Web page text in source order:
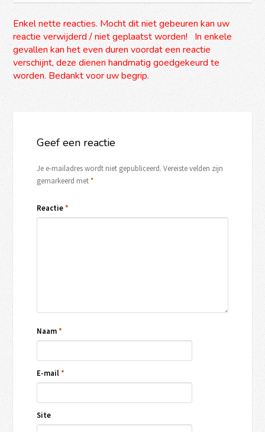
Enkel nette reacties. Mocht dit niet gebeuren kan uw
reactie verwijderd / niet geplaatst worden! In enkele
gevallen kan het even duren voordat een reactie
verschijnt, deze dienen handmatig goedgekeurd te
worden. Bedankt voor uw begrip.
Geef een reactie
Je e-mailadres wordt niet gepubliceerd. Vereiste velden zijn
gemarkeerd met*
Reactie*
Naam*
E-mail*
Site